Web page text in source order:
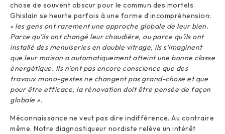
chose de souvent obscur pour le commun des mortels.
Ghislain se heurte parfois à une forme d’incompréhension:
« les gens ont rarement une approche globale de leur bien.
Parce qu’ils ont changé leur chaudière, ou parce qu’ils ont
installé des menuiseries en double vitrage, ils s’imaginent
que leur maison a automatiquement atteint une bonne classe
énergétique. Ils n’ont pas encore conscience que des
travaux mono-gestes ne changent pas grand-chose et que
pour être efficace, la rénovation doit être pensée de façon
globale ».
Méconnaissance ne veut pas dire indifférence. Au contraire
même. Notre diagnostiqueur nordiste relève un intérêt